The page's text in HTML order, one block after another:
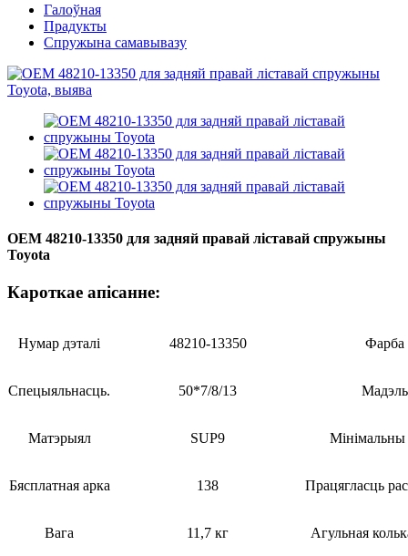
Галоўная
Прадукты
Спружына самавывазу
OEM 48210-13350 для задняй правай ліставай спружыны
Toyota
Кароткае апісанне:
Нумар дэталі 48210-13350 Фарба
Спецыяльнасць. 50*7/8/13 Мадэль
Матэрыял SUP9 Мінімальны
Бясплатная арка 138 Працягласць
Вага 11,7 кг Агульная